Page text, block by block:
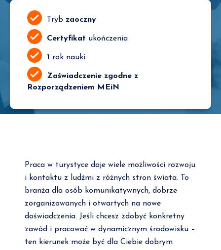
Tryb zaoczny
Certyfikat ukończenia
1 rok nauki
Zaświadczenie zgodne z
Rozporządzeniem MEiN
Praca w turystyce daje wiele możliwości rozwoju
i kontaktu z ludźmi z różnych stron świata. To
branża dla osób komunikatywnych, dobrze
zorganizowanych i otwartych na nowe
doświadczenia. Jeśli chcesz zdobyć konkretny
zawód i pracować w dynamicznym środowisku –
ten kierunek może być dla Ciebie dobrym